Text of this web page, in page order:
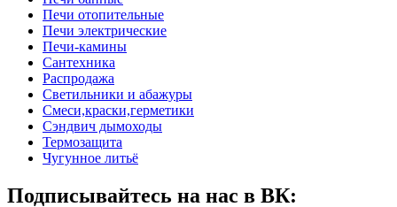
Печи отопительные
Печи электрические
Печи-камины
Сантехника
Распродажа
Светильники и абажуры
Смеси,краски,герметики
Сэндвич дымоходы
Термозащита
Чугунное литьё
Подписывайтесь на нас в ВК: